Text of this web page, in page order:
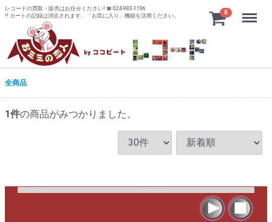
レコードの買取・販売はお任せください! ☎ 024-983-1196
!! カートの記録は消去されます、「お気に入り」機能を活用ください。
0 Menu
全商品
1件の商品がみつかりました。